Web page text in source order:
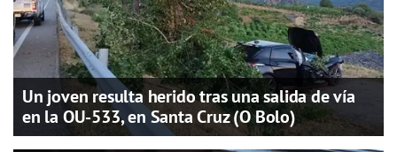
Un joven resulta herido tras una salida de vía
en la OU-533, en Santa Cruz (O Bolo)